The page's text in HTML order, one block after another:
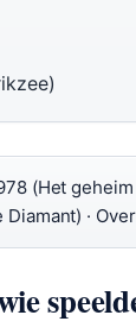
(Het
·